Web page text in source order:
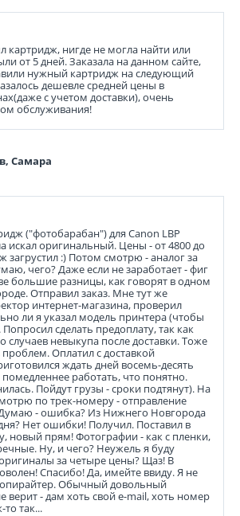
картридж, нигде не могла найти или
от 5 дней. Заказала на данном сайте,
нужный картридж на следующий
дешевле средней цены в
с учетом доставки), очень
обслуживания!
Самара
("фотобарабан") для Canon LBP
искал оригинальный. Цены - от 4800 до
загрустил :) Потом смотрю - аналог за
чего? Даже если не заработает - фиг
большие разницы, как говорят в одном
Отправил заказ. Мне тут же
интернет-магазина, проверил
ли я указал модель принтера (чтобы
сделать предоплату, так как
случаев невыкупа после доставки. Тоже
проблем. Оплатил с доставкой
ждать дней восемь-десять
помедленнее работать, что понятно.
Пойдут грузы - сроки подтянут). На
по трек-номеру - отправление
- ошибка? Из Нижнего Новгорода
Нет ошибки! Получил. Поставил в
новый прям! Фотографии - как с пленки,
Ну, и чего? Неужель я буду
за четыре цены? Щаз! В
Спасибо! Да, имейте ввиду. Я не
Обычный довольный
верит - дам хоть свой e-mail, хоть номер
то так...